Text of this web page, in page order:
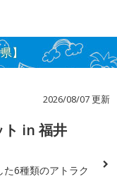
】
2026/08/07 更新
ト in 福井
た6種類のアトラク